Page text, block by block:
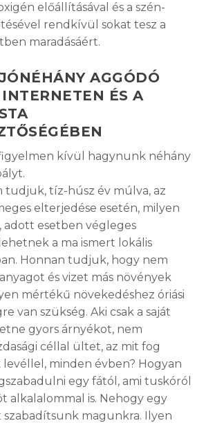
előállításával és a szén-
rendkívül sokat tesz a
maradásáért.
AGGÓDÓ
ÉS A
kívül hagynunk néhány
tudjuk, tíz-húsz év múlva, az
elterjedése esetén, milyen
adott esetben végleges
a ma ismert lokális
Honnan tudjuk, hogy nem
és vizet más növények
mértékű növekedéshez óriási
van szükség. Aki csak a saját
gyors árnyékot, nem
céllal ültet, az mit fog
levéllel, minden évben? Hogyan
egy fától, ami tuskóról
alkalalommal is. Nehogy egy
magunkra. Ilyen